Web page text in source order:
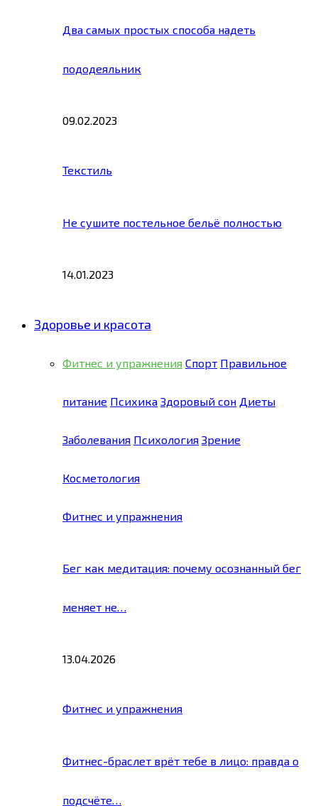
Два самых простых способа надеть
пододеяльник
09.02.2023
Текстиль
Не сушите постельное бельё полностью
14.01.2023
Здоровье и красота
Фитнес и упражнения Спорт Правильное
питание Психика Здоровый сон Диеты
Заболевания Психология Зрение
Косметология
Фитнес и упражнения
Бег как медитация: почему осознанный бег
меняет не…
13.04.2026
Фитнес и упражнения
Фитнес-браслет врёт тебе в лицо: правда о
подсчёте…